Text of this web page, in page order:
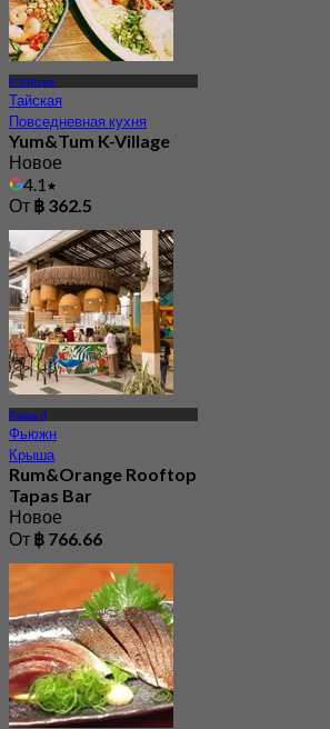
K Village
Тайская
Повседневная кухня
Yum&Tum K-Village
Новое
4.1
От ฿ 362.5
Рама 4
Фьюжн
Крыша
Rum&Orange Rooftop
Tapas Bar
Новое
От ฿ 766.66